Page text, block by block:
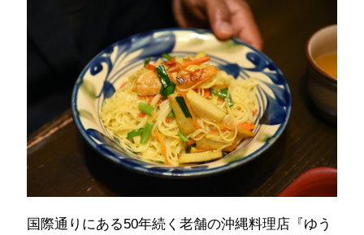
国際通りにある50年続く老舗の沖縄料理店『ゆう